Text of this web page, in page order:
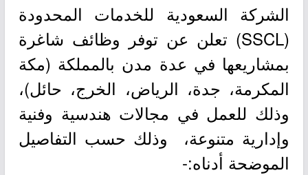
الشركة السعودية للخدمات المحدودة
(SSCL) تعلن عن توفر وظائف شاغرة
بمشاريعها في عدة مدن بالمملكة (مكة
المكرمة، جدة، الرياض، الخرج، حائل)،
وذلك للعمل في مجالات هندسية وفنية
وإدارية متنوعة، وذلك حسب التفاصيل
الموضحة أدناه:-